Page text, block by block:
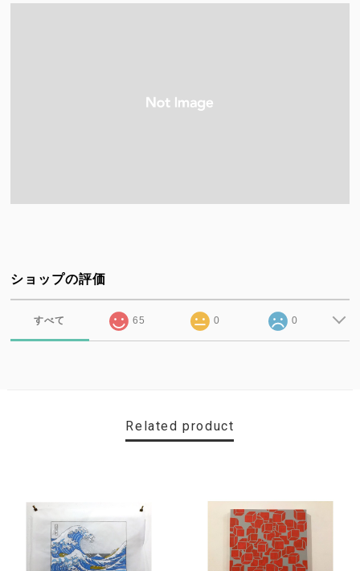
ショップの評価
すべて 65 0 0
Related product